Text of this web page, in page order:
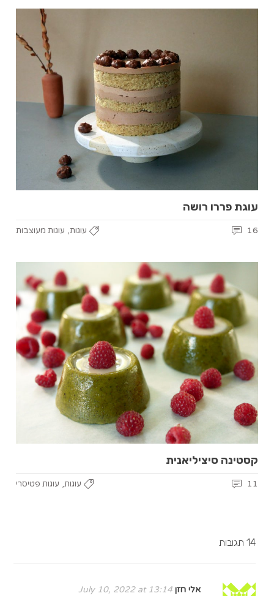
עוגת פררו רושה
עוגות, עוגות מעוצבות 16
קסטינה סיציליאנית
עוגות, עוגות פטיסרי 11
14 תגובות
אלי חזן July 10, 2022 at 13:14